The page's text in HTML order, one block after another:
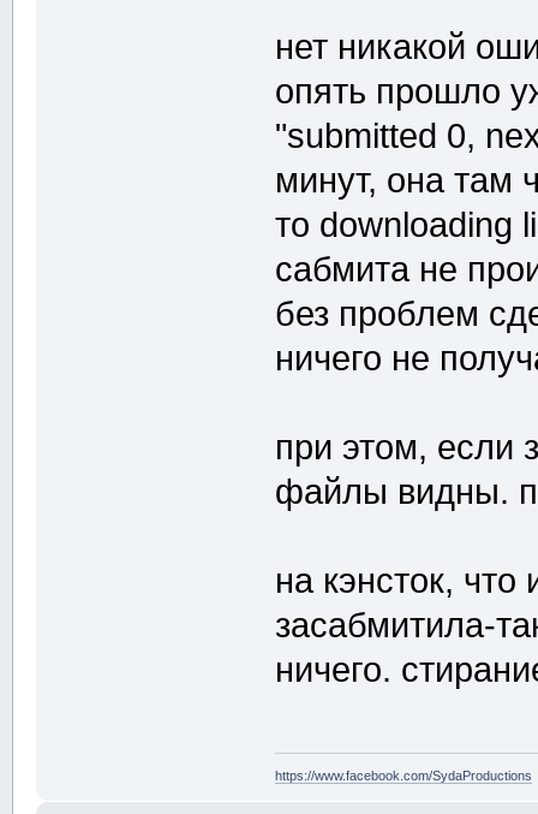
нет никакой
опять прошло
"submitted 0,
минут, она там
то downloading
сабмита не
без проблем
ничего не
при этом, если
файлы видны.
на кэнсток,
засабмитила-
ничего.
https://www.facebook.com/SydaProductions